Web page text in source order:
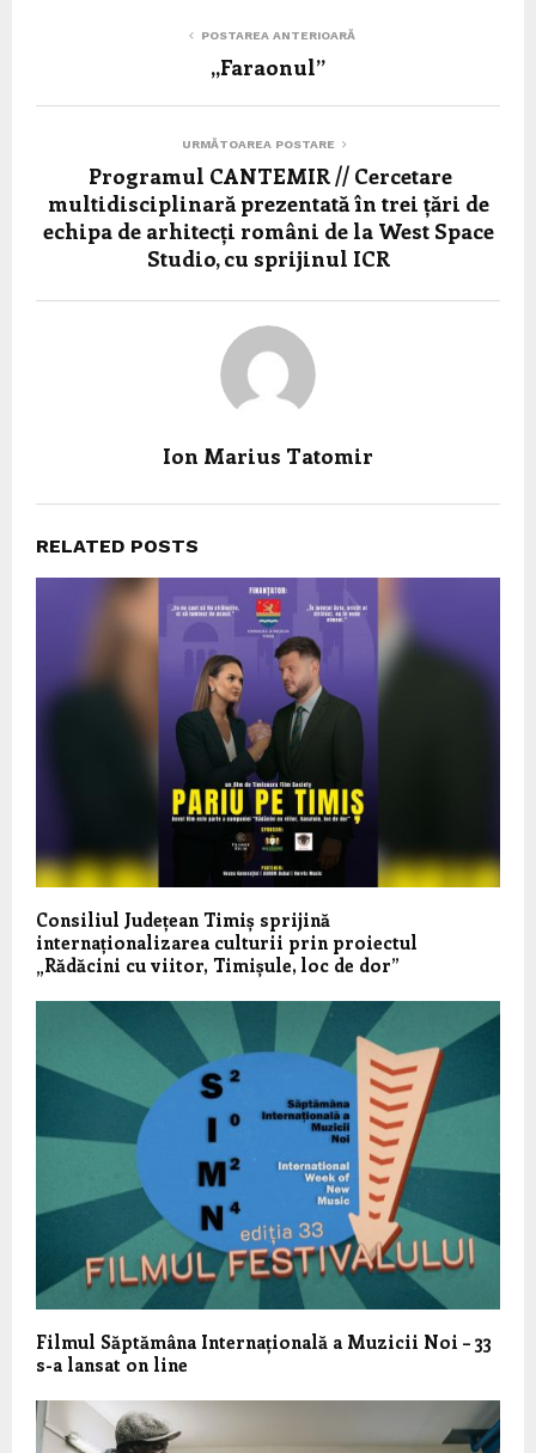
POSTAREA ANTERIOARĂ
,,Faraonul’’
URMĂTOAREA POSTARE
Programul CANTEMIR // Cercetare
multidisciplinară prezentată în trei țări de
echipa de arhitecți români de la West Space
Studio, cu sprijinul ICR
Ion Marius Tatomir
RELATED POSTS
Consiliul Județean Timiș sprijină
internaționalizarea culturii prin proiectul
„Rădăcini cu viitor, Timișule, loc de dor”
Filmul Săptămâna Internațională a Muzicii Noi – 33
s-a lansat on line